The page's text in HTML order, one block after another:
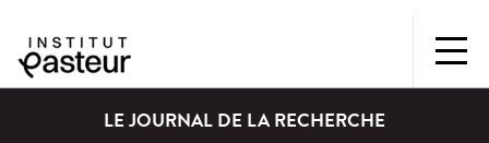
LE JOURNAL DE LA RECHERCHE